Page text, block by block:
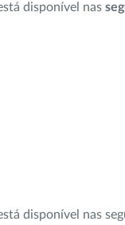
disponível nas
disponível nas